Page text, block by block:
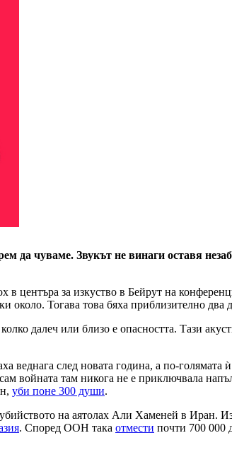
чуваме. Звукът не винаги оставя
центъра за изкуство в Бейрут на
около. Тогава това бяха приблизително два
далеч или близо е опасността. Тази
след новата година, а по-голямата
войната там никога не е приключвала
уби поне 300 души.
на аятолах Али Хаменей в Иран.
. Според ООН така отмести почти 700 000